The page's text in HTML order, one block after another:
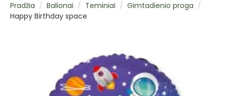
Pradžia Balionai Teminiai
Gimtadienio proga
Happy Birthday space